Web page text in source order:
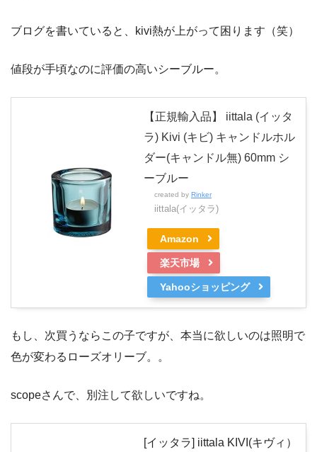
ブログを書いていると、kivi熱が上がって困ります（笑）
値段が手頃なのに評価の高いシーブルー。
【正規輸入品】 iittala (イッタ
ラ) Kivi (キビ) キャンドルホル
ダー(キャンドル無) 60mm シ
ーブルー
created by Rinker
iittala(イッタラ)
Amazon
楽天市場
Yahooショッピング
もし、次買うならこの子ですが、本当に欲しいのは照明で
色が変わるローズオリーブ。。
scopeさんで、別注して欲しいですね。
[イッタラ] iittala KIVI(キヴィ）